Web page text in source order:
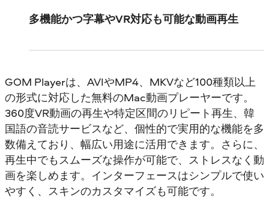
多機能かつ字幕やVR対応も可能な動画再生
GOM Playerは、AVIやMP4、MKVなど100種類以上
の形式に対応した無料のMac動画プレーヤーです。
360度VR動画の再生や特定区間のリピート再生、韓
国語の音読サービスなど、個性的で実用的な機能を多
数備えており、幅広い用途に活用できます。さらに、
再生中でもスムーズな操作が可能で、ストレスなく動
画を楽しめます。インターフェースはシンプルで使い
やすく、スキンのカスタマイズも可能です。